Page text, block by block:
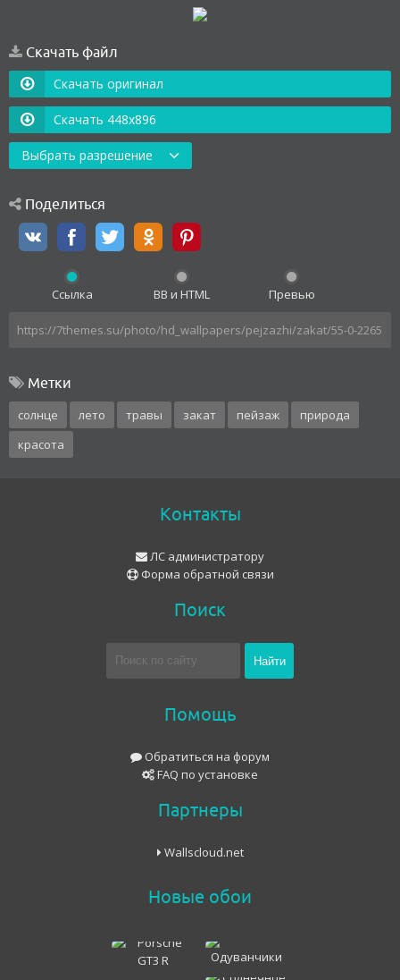
Скачать файл
Скачать оригинал
Скачать 448x896
Выбрать разрешение
Поделиться
Ссылка BB и HTML Превью
Метки
солнце лето травы закат пейзаж
природа
красота
Контакты
ЛС администратору
Форма обратной связи
Поиск
Помощь
Обратиться на форум
FAQ по установке
Партнеры
Wallscloud.net
Новые обои